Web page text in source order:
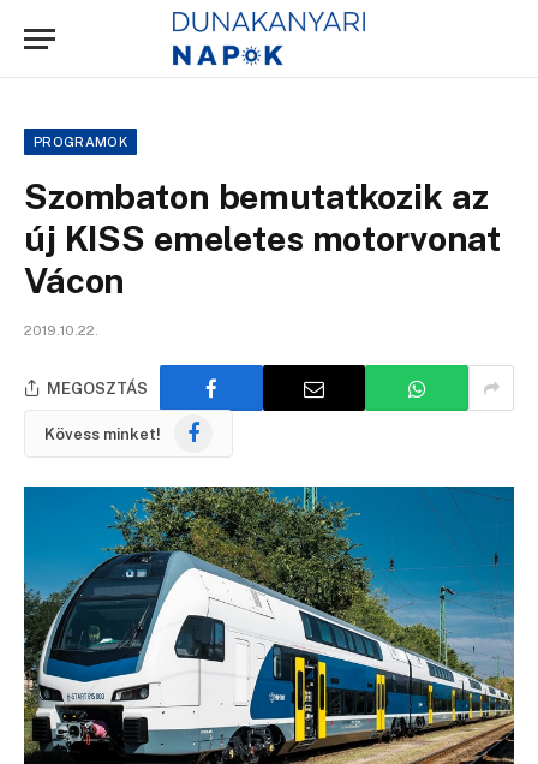
PROGRAMOK
Szombaton bemutatkozik az
új KISS emeletes motorvonat
Vácon
2019.10.22.
MEGOSZTÁS
Kövess minket! Facebook